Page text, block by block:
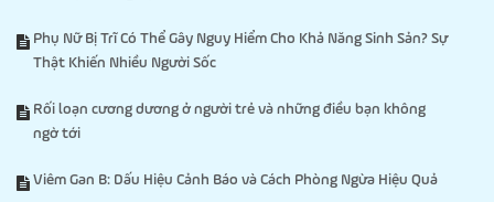
Phụ Nữ Bị Trĩ Có Thể Gây Nguy Hiểm Cho Khả Năng Sinh Sản? Sự
Thật Khiến Nhiều Người Sốc
Rối loạn cương dương ở người trẻ và những điều bạn không
ngờ tới
Viêm Gan B: Dấu Hiệu Cảnh Báo và Cách Phòng Ngừa Hiệu Quả